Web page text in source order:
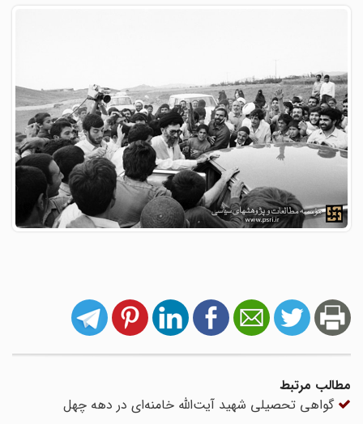
مطالب مرتبط
گواهی تحصیلی شهید آیت‌الله خامنه‌ای در دهه چهل